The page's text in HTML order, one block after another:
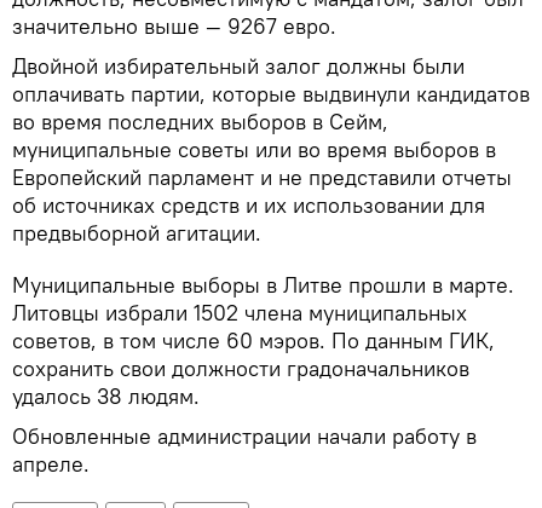
значительно выше — 9267 евро.
Двойной избирательный залог должны были
оплачивать партии, которые выдвинули кандидатов
во время последних выборов в Сейм,
муниципальные советы или во время выборов в
Европейский парламент и не представили отчеты
об источниках средств и их использовании для
предвыборной агитации.
Муниципальные выборы в Литве прошли в марте.
Литовцы избрали 1502 члена муниципальных
советов, в том числе 60 мэров. По данным ГИК,
сохранить свои должности градоначальников
удалось 38 людям.
Обновленные администрации начали работу в
апреле.